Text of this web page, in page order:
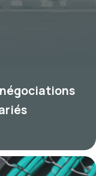
négociations